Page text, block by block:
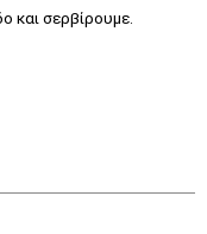
και σερβίρουμε.